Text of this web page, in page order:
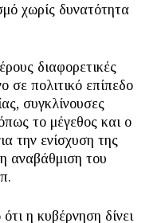
χωρίς δυνατότητα
διαφορετικές
σε πολιτικό επίπεδο
συγκλίνουσες
το μέγεθος και ο
την ενίσχυση της
αναβάθμιση του
η κυβέρνηση δίνει